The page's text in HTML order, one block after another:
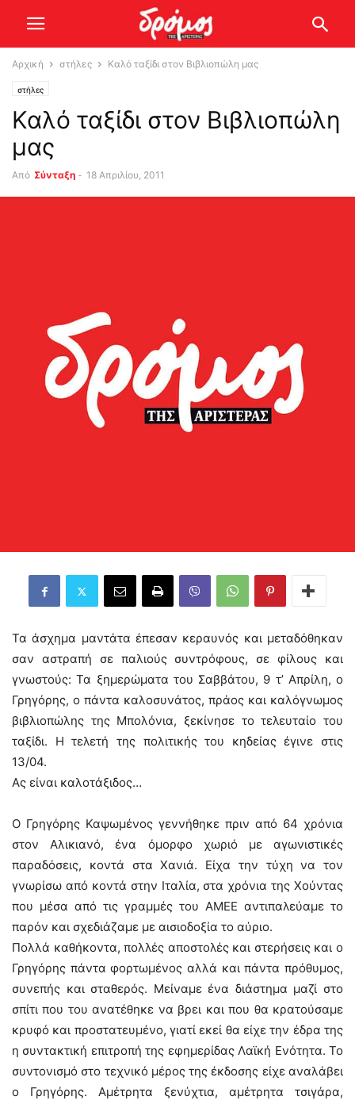
Αρχική στήλες Καλό ταξίδι στον Βιβλιοπώλη μας
στήλες
Καλό ταξίδι στον Βιβλιοπώλη
μας
Από Σύνταξη - 18 Απριλίου, 2011
Τα άσχημα μαντάτα έπεσαν κεραυνός και μεταδόθηκαν
σαν αστραπή σε παλιούς συντρόφους, σε φίλους και
γνωστούς: Τα ξημερώματα του Σαββάτου, 9 τ’ Απρίλη, ο
Γρηγόρης, ο πάντα καλοσυνάτος, πράος και καλόγνωμος
βιβλιοπώλης της Μπολόνια, ξεκίνησε το τελευταίο του
ταξίδι. Η τελετή της πολιτικής του κηδείας έγινε στις
13/04.
Ας είναι καλοτάξιδος…
Ο Γρηγόρης Καψωμένος γεννήθηκε πριν από 64 χρόνια
στον Αλικιανό, ένα όμορφο χωριό με αγωνιστικές
παραδόσεις, κοντά στα Χανιά. Είχα την τύχη να τον
γνωρίσω από κοντά στην Ιταλία, στα χρόνια της Χούντας
που μέσα από τις γραμμές του ΑΜΕΕ αντιπαλεύαμε το
παρόν και σχεδιάζαμε με αισιοδοξία το αύριο.
Πολλά καθήκοντα, πολλές αποστολές και στερήσεις και ο
Γρηγόρης πάντα φορτωμένος αλλά και πάντα πρόθυμος,
συνεπής και σταθερός. Μείναμε ένα διάστημα μαζί στο
σπίτι που του ανατέθηκε να βρει και που θα κρατούσαμε
κρυφό και προστατευμένο, γιατί εκεί θα είχε την έδρα της
η συντακτική επιτροπή της εφημερίδας Λαϊκή Ενότητα. Το
συντονισμό στο τεχνικό μέρος της έκδοσης είχε αναλάβει
ο Γρηγόρης. Αμέτρητα ξενύχτια, αμέτρητα τσιγάρα,